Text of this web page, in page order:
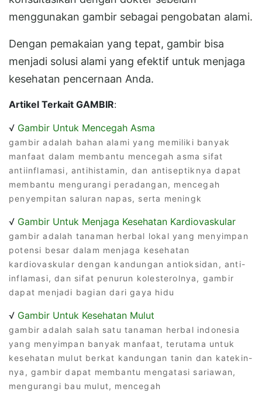
menggunakan gambir sebagai pengobatan alami.
Dengan pemakaian yang tepat, gambir bisa
menjadi solusi alami yang efektif untuk menjaga
kesehatan pencernaan Anda.
Artikel Terkait GAMBIR:
√ Gambir Untuk Mencegah Asma
gambir adalah bahan alami yang memiliki banyak
manfaat dalam membantu mencegah asma sifat
antiinflamasi, antihistamin, dan antiseptiknya dapat
membantu mengurangi peradangan, mencegah
penyempitan saluran napas, serta meningk
√ Gambir Untuk Menjaga Kesehatan Kardiovaskular
gambir adalah tanaman herbal lokal yang menyimpan
potensi besar dalam menjaga kesehatan
kardiovaskular dengan kandungan antioksidan, anti-
inflamasi, dan sifat penurun kolesterolnya, gambir
dapat menjadi bagian dari gaya hidu
√ Gambir Untuk Kesehatan Mulut
gambir adalah salah satu tanaman herbal indonesia
yang menyimpan banyak manfaat, terutama untuk
kesehatan mulut berkat kandungan tanin dan katekin-
nya, gambir dapat membantu mengatasi sariawan,
mengurangi bau mulut, mencegah